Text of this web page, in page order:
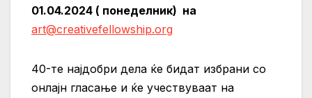
01.04.2024 ( понеделник) на
art@creativefellowship.org
40-те најдобри дела ќе бидат избрани со
онлајн гласање и ќе учествуваат на